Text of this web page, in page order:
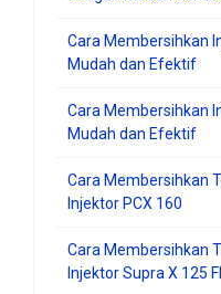
Cara Membersihkan
Mudah dan Efektif
Cara Membersihkan
Mudah dan Efektif
Cara Membersihkan
Injektor PCX 160
Cara Membersihkan
Injektor Supra X 125 FI